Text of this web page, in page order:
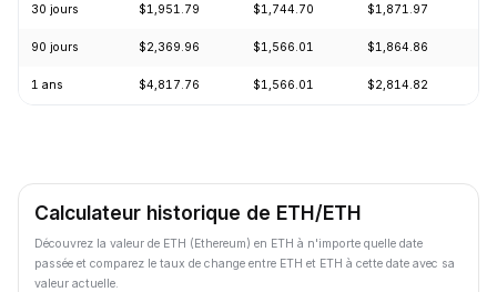
30 jours $1,951.79 $1,744.70 $1,871.97
90 jours $2,369.96 $1,566.01 $1,864.86
1 ans $4,817.76 $1,566.01 $2,814.82
Calculateur historique de ETH/ETH
Découvrez la valeur de ETH (Ethereum) en ETH à n'importe quelle date
passée et comparez le taux de change entre ETH et ETH à cette date avec sa
valeur actuelle.